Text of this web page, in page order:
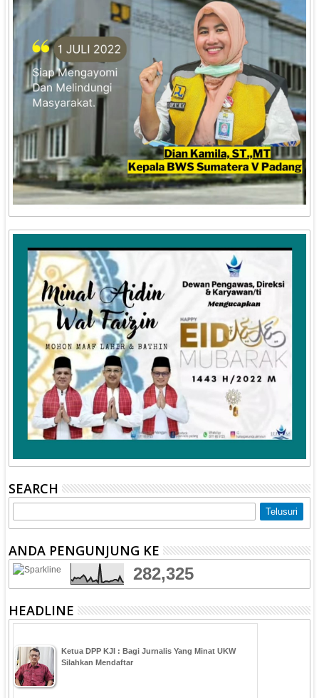
SEARCH
ANDA PENGUNJUNG KE
282,325
HEADLINE
Ketua DPP KJI : Bagi Jurnalis Yang Minat UKW
Silahkan Mendaftar